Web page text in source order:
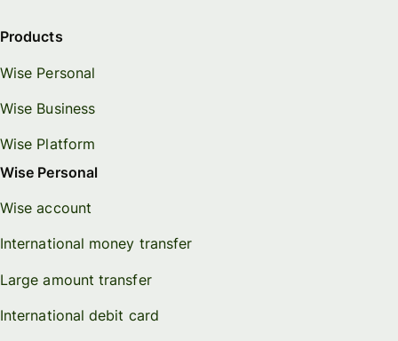
Products
Wise Personal
Wise Business
Wise Platform
Wise Personal
Wise account
International money transfer
Large amount transfer
International debit card